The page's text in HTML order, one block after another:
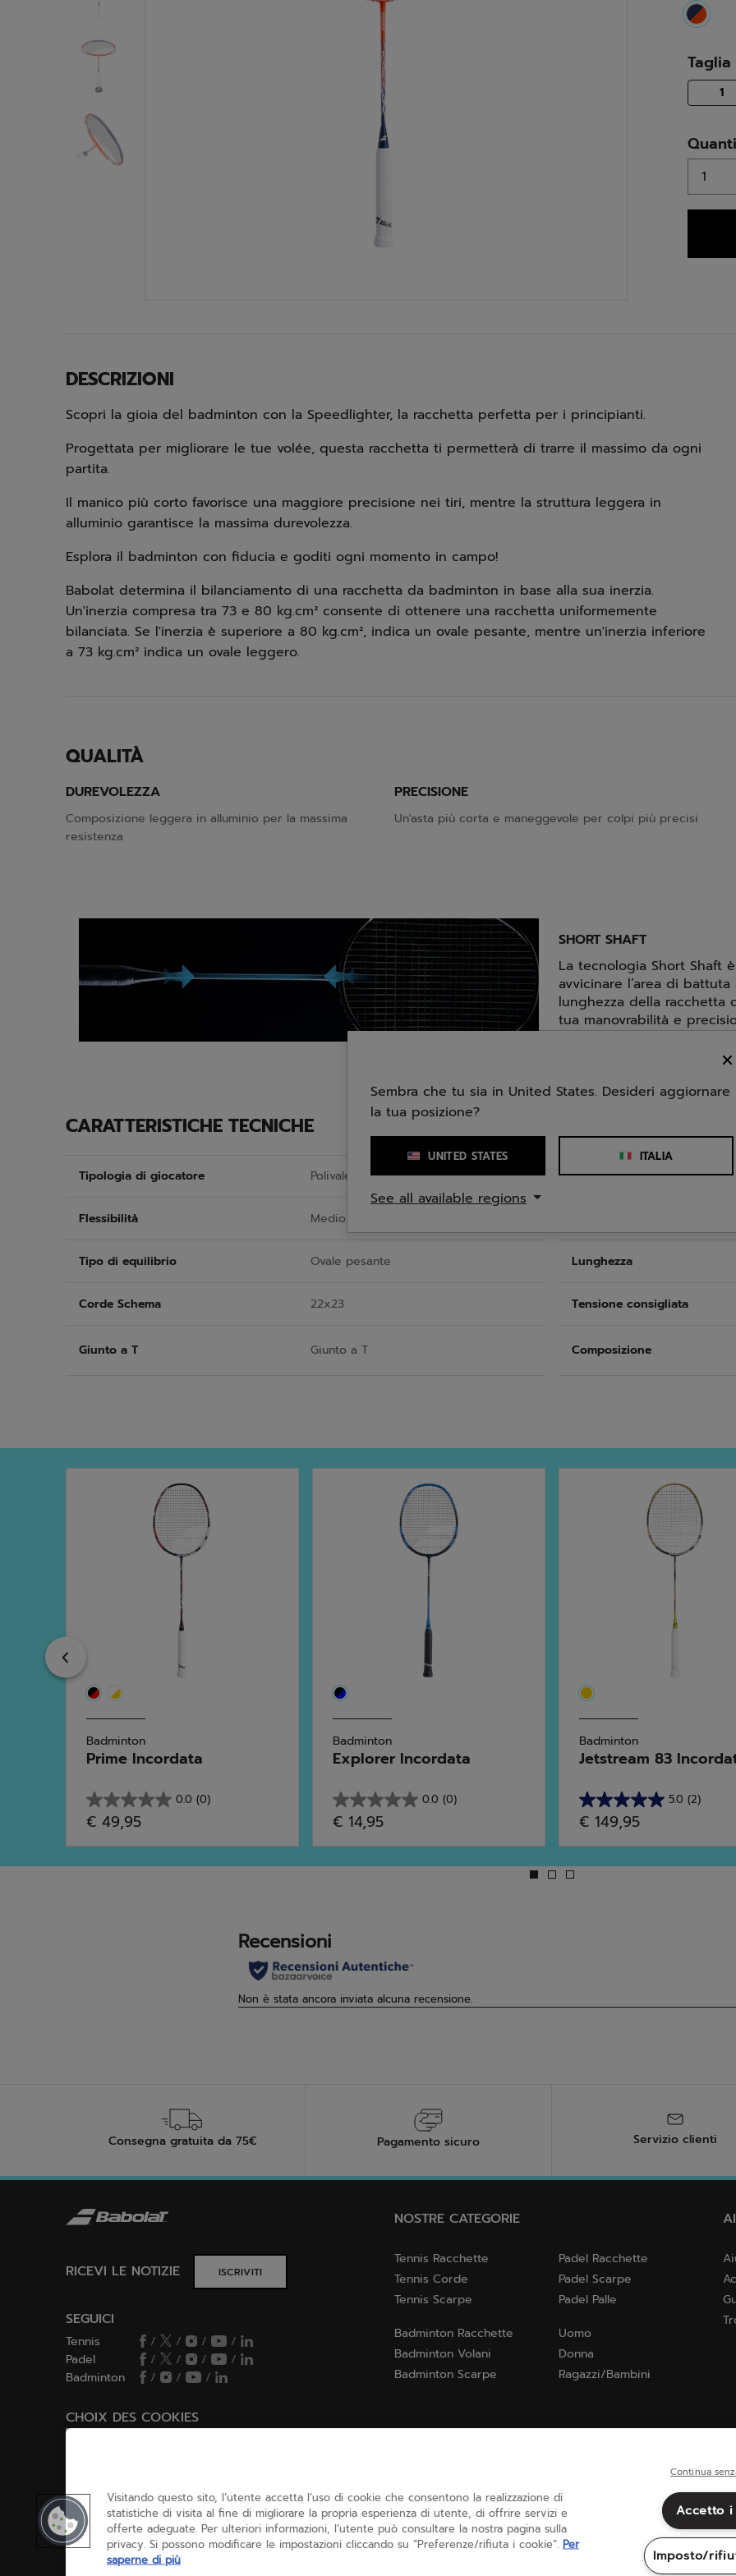
Taglia
1
DESCRIZIONI
Scopri la gioia del badminton con la Speedlighter, la racchetta perfetta per i principianti.
Progettata per migliorare le tue volée, questa racchetta ti permetterà di trarre il massimo da ogni
partita.
Il manico più corto favorisce una maggiore precisione nei tiri, mentre la struttura leggera in
alluminio garantisce la massima durevolezza.
Esplora il badminton con fiducia e goditi ogni momento in campo!
Babolat determina il bilanciamento di una racchetta da badminton in base alla sua inerzia.
Un'inerzia compresa tra 73 e 80 kg.cm² consente di ottenere una racchetta uniformemente
bilanciata. Se l'inerzia è superiore a 80 kg.cm², indica un ovale pesante, mentre un'inerzia inferiore
a 73 kg.cm² indica un ovale leggero.
QUALITÀ
DUREVOLEZZA
Composizione leggera in alluminio per la massima
resistenza
PRECISIONE
Un'asta più corta e maneggevole per colpi più precisi
SHORT SHAFT
La tecnologia Short Shaft
avvicinare l’area di
lunghezza della racchetta
tua manovrabilità e
CARATTERISTICHE TECNICHE
Tipologia di giocatore Polivalente Peso
Flessibilità Medio
Tipo di equilibrio Ovale pesante Lunghezza
Corde Schema 22x23 Tensione consigliata
Giunto a T Giunto a T Composizione
Badminton
Prime Incordata
0.0 (0)
0.0
su
5
stelle.
€ 49,95
Badminton
Explorer Incordata
0.0 (0)
0.0
su
5
stelle.
€ 14,95
Badminton
Jetstream 83
5.0 (2)
5.0
su
5
stelle.
€ 149,95
Consegna gratuita da 75€ Pagamento sicuro Servizio clienti
RICEVI LE NOTIZIE ISCRIVITI
SEGUICI
Tennis / / /
/
Padel
/ / /
/
Badminton
/ / /
CHOIX DES COOKIES
NOSTRE CATEGORIE
Tennis Racchette
Tennis Corde
Tennis Scarpe
Padel Racchette
Padel Scarpe
Padel Palle
Badminton Racchette
Badminton Volani
Badminton Scarpe
Uomo
Donna
Ragazzi/Bambini
Sembra che tu sia in United States. Desideri aggiornare
la tua posizione?
UNITED STATES ITALIA
See all available regions
Visitando questo sito, l’utente accetta l’uso di cookie che consentono la realizzazione di
statistiche di visita al fine di migliorare la propria esperienza di utente, di offrire servizi e
offerte adeguate. Per ulteriori informazioni, l’utente può consultare la nostra pagina sulla
privacy. Si possono modificare le impostazioni cliccando su “Preferenze/rifiuta i cookie”. Per
saperne di più
Continua
Accetto
Imposto/